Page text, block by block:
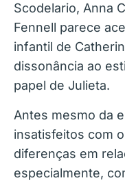
Scodelario, Anna
Fennell parece
infantil de
dissonância ao
papel de Julieta.
Antes mesmo da
insatisfeitos com
diferenças em
especialmente,